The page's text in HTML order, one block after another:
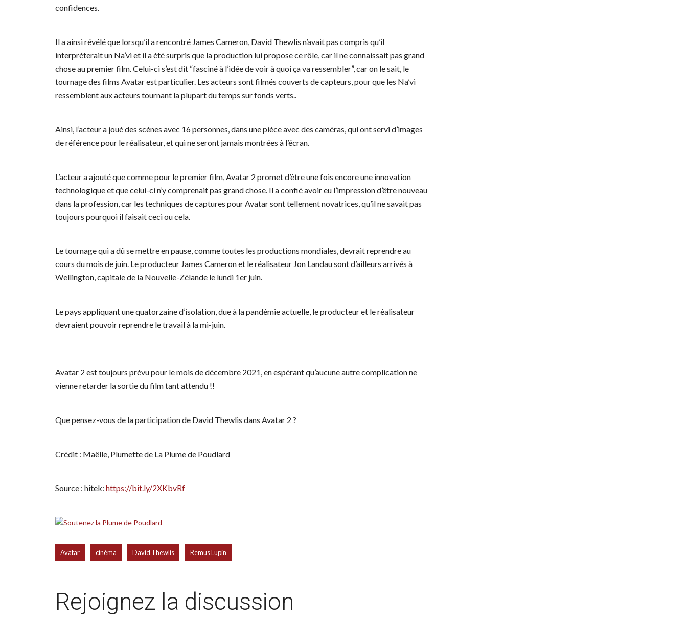
confidences.
Il a ainsi révélé que lorsqu’il a rencontré James Cameron, David Thewlis n’avait pas compris qu’il
interpréterait un Na’vi et il a été surpris que la production lui propose ce rôle, car il ne connaissait pas grand
chose au premier film. Celui-ci s’est dit “fasciné à l’idée de voir à quoi ça va ressembler”, car on le sait, le
tournage des films Avatar est particulier. Les acteurs sont filmés couverts de capteurs, pour que les Na’vi
ressemblent aux acteurs tournant la plupart du temps sur fonds verts..
Ainsi, l’acteur a joué des scènes avec 16 personnes, dans une pièce avec des caméras, qui ont servi d’images
de référence pour le réalisateur, et qui ne seront jamais montrées à l’écran.
L’acteur a ajouté que comme pour le premier film, Avatar 2 promet d’être une fois encore une innovation
technologique et que celui-ci n’y comprenait pas grand chose. Il a confié avoir eu l’impression d’être nouveau
dans la profession, car les techniques de captures pour Avatar sont tellement novatrices, qu’il ne savait pas
toujours pourquoi il faisait ceci ou cela.
Le tournage qui a dû se mettre en pause, comme toutes les productions mondiales, devrait reprendre au
cours du mois de juin. Le producteur James Cameron et le réalisateur Jon Landau sont d’ailleurs arrivés à
Wellington, capitale de la Nouvelle-Zélande le lundi 1er juin.
Le pays appliquant une quatorzaine d’isolation, due à la pandémie actuelle, le producteur et le réalisateur
devraient pouvoir reprendre le travail à la mi-juin.
Avatar 2 est toujours prévu pour le mois de décembre 2021, en espérant qu’aucune autre complication ne
vienne retarder la sortie du film tant attendu !!
Que pensez-vous de la participation de David Thewlis dans Avatar 2 ?
Crédit : Maëlle, Plumette de La Plume de Poudlard
Source : hitek: https://bit.ly/2XKbvRf
Avatar cinéma David Thewlis Remus Lupin
Rejoignez la discussion